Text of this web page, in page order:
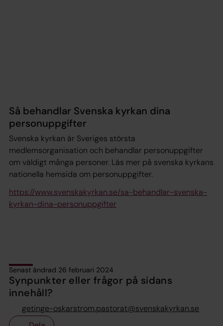
Så behandlar Svenska kyrkan dina
personuppgifter
Svenska kyrkan är Sveriges största
medlemsorganisation och behandlar personuppgifter
om väldigt många personer. Läs mer på svenska kyrkans
nationella hemsida om personuppgifter.
https://www.svenskakyrkan.se/sa-behandlar-svenska-
kyrkan-dina-personuppgifter
Senast ändrad 26 februari 2024
Synpunkter eller frågor på sidans
innehåll?
getinge-oskarstrom.pastorat@svenskakyrkan.se